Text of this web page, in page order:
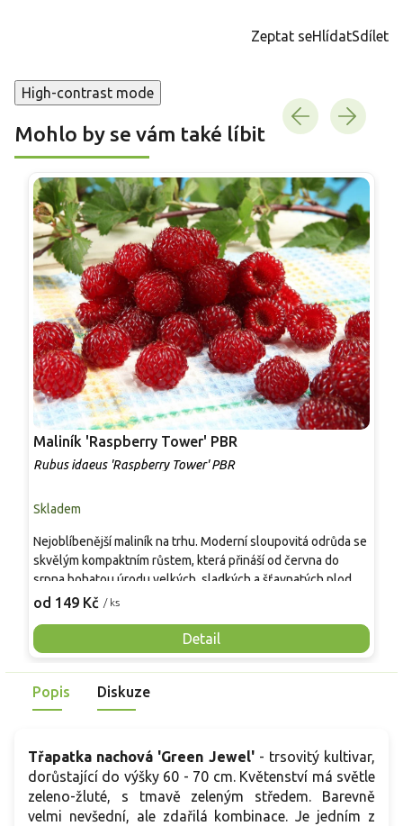
Zeptat seHlídatSdílet
High-contrast mode
Mohlo by se vám také líbit
Maliník 'Raspberry Tower' PBR
Rubus idaeus 'Raspberry Tower' PBR
Skladem
od 149 Kč / ks
Detail
Nejoblíbenější maliník na trhu. Moderní sloupovitá odrůda se
skvělým kompaktním růstem, která přináší od června do
srpna bohatou úrodu velkých, sladkých a šťavnatých plodů.
Pevné vzpřímené výhony tvoří elegantní habitus bez
Mrazuvzdornost do −25 °C a spolehlivá vitalita z něj dělají
skvělou volbu pro každého pěstitele.
Popis Diskuze
Třapatka nachová 'Green Jewel' - trsovitý kultivar,
dorůstající do výšky 60 - 70 cm. Květenství má světle
zeleno-žluté, s tmavě zeleným středem. Barevně
velmi nevšední, ale zdařilá kombinace. Je jedním z